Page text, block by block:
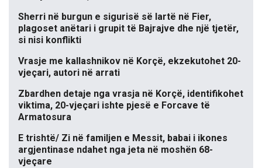
Sherri në burgun e sigurisë së lartë në Fier,
plagoset anëtari i grupit të Bajrajve dhe një tjetër,
si nisi konflikti
Vrasje me kallashnikov në Korçë, ekzekutohet 20-
vjeçari, autori në arrati
Zbardhen detaje nga vrasja në Korçë, identifikohet
viktima, 20-vjeçari ishte pjesë e Forcave të
Armatosura
E trishtë/ Zi në familjen e Messit, babai i ikones
argjentinase ndahet nga jeta në moshën 68-
vjeçare